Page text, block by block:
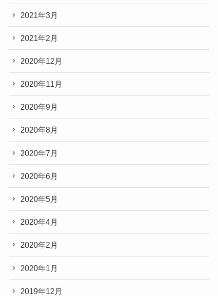
2021年3月
2021年2月
2020年12月
2020年11月
2020年9月
2020年8月
2020年7月
2020年6月
2020年5月
2020年4月
2020年2月
2020年1月
2019年12月